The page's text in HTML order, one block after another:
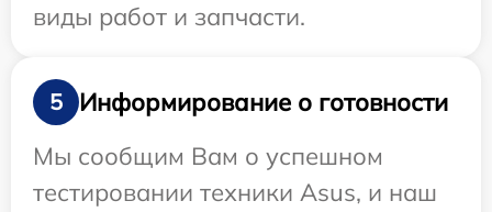
виды работ и запчасти.
5
Информирование о готовности
Мы сообщим Вам о успешном
тестировании техники Asus, и наш